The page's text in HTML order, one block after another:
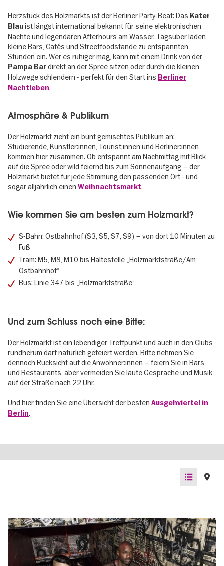
Herzstück des Holzmarkts ist der Berliner Party-Beat: Das Kater
Blauist längst international bekannt für seine elektronischen
Nächte und legendären Afterhours am Wasser. Tagsüber laden
kleine Bars, Cafés und Streetfoodstände zu entspannten
Stunden ein. Wer es ruhiger mag, kann mit einem Drink von der
Pampa Bar direkt an der Spree sitzen oder durch die kleinen
Holzwege schlendern - perfekt für den Start ins Berliner
Nachtleben.
Atmosphäre & Publikum
Der Holzmarkt zieht ein bunt gemischtes Publikum an:
Studierende, Künstler:innen, Tourist:innen und Berliner:innen
kommen hier zusammen. Ob entspannt am Nachmittag mit Blick
auf die Spree oder wild feiernd bis zum Sonnenaufgang – der
Holzmarkt bietet für jede Stimmung den passenden Ort - und
sogar alljährlich einen Weihnachtsmarkt.
Wie kommen Sie am besten zum Holzmarkt?
S-Bahn: Ostbahnhof (S3, S5, S7, S9) – von dort 10 Minuten zu
Fuß
Tram: M5, M8, M10 bis Haltestelle „Holzmarktstraße/Am
Ostbahnhof“
Bus: Linie 347 bis „Holzmarktstraße“
Und zum Schluss noch eine Bitte:
Der Holzmarkt ist ein lebendiger Treffpunkt und auch in den Clubs
rundherum darf natürlich gefeiert werden. Bitte nehmen Sie
dennoch Rücksicht auf die Anwohner:innen – feiern Sie in Bars
und Restaurants, aber vermeiden Sie laute Gespräche und Musik
auf der Straße nach 22 Uhr.
Und hier finden Sie eine Übersicht der besten Ausgehviertel in
Berlin.
Listenansicht